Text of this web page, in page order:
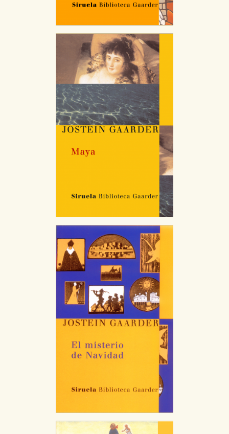
nuestro sistema. Es posible hacerlo desde el
navegador, pero en ese caso es posible que algunas
áreas de nuestra web dejen de funcionar
correctamente.
Cookies de rendimiento y analíticas
Estas cookies se utilizan para mejorar su experiencia
de navegación y optimizar el funcionamiento de
nuestro sitio web. Almacenan configuraciones de
servicios para que no tenga que reconfigurarlos cada
vez que nos visita. La información es agregada y, por lo
tanto, es anónima.
Cookies de publicidad y redes sociales
Estas cookies son gestionadas por nuestros socios
publicitarios y se utilizan para mostrar publicidad
relevante para sus intereses en otros sitios. No
almacenan directamente información personal sino
que se basan en la identificación única de su
navegador y dispositivo de internet.